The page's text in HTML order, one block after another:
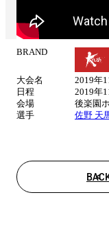
BRAND
大会名
2019年
日程
2019年
会場
後楽園
選手
佐野 天